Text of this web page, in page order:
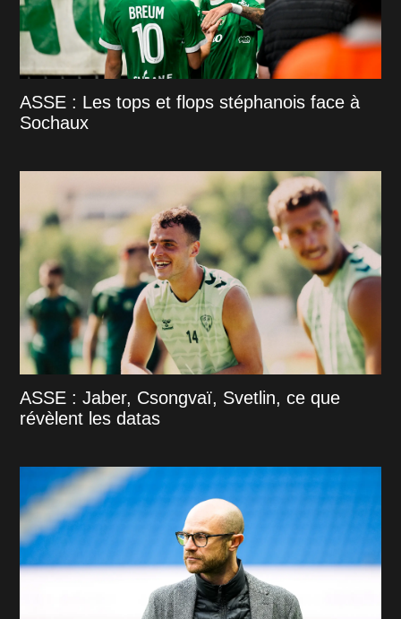
ASSE : Les tops et flops stéphanois face à
Sochaux
ASSE : Jaber, Csongvaï, Svetlin, ce que
révèlent les datas